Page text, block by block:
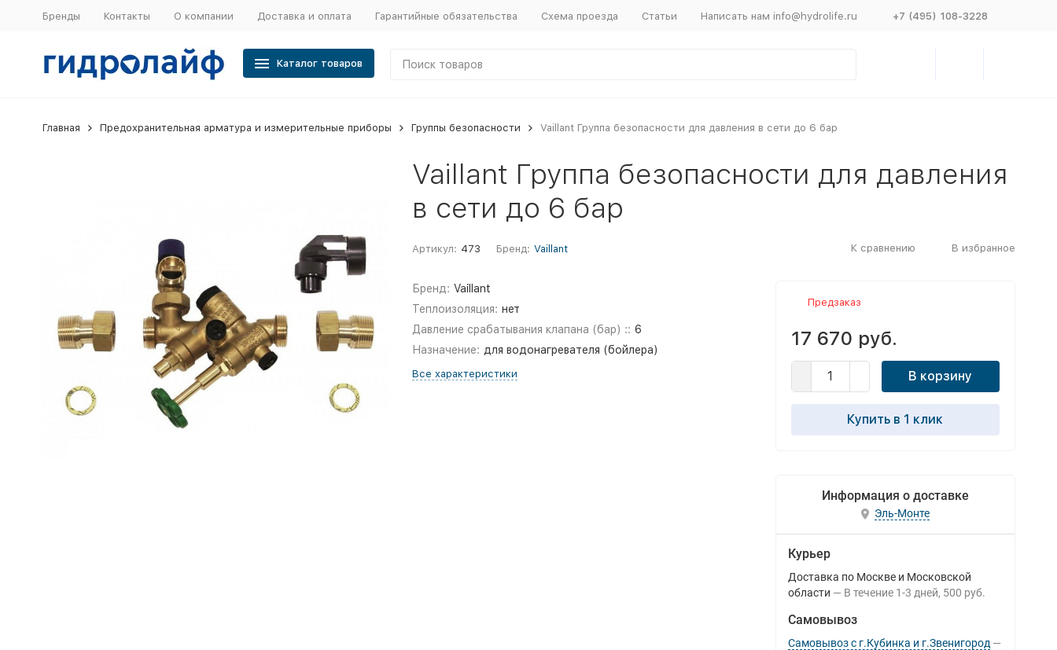
Бренды Контакты О компании Доставка и оплата Гарантийные обязательства Схема проезда Статьи Написать нам info@hydrolife.ru +7 (495) 108-3228
Каталог товаров
Главная Предохранительная арматура и измерительные приборы Группы безопасности Vaillant Группа безопасности для давления в сети до 6 бар
Vaillant Группа безопасности для давления
в сети до 6 бар
Артикул: 473 Бренд: Vaillant К сравнению В избранное
Бренд: Vaillant
Теплоизоляция: нет
Давление срабатывания клапана (бар) :: 6
Назначение: для водонагревателя (бойлера)
Все характеристики
Предзаказ
17 670 руб.
В корзину
Купить в 1 клик
Информация о доставке
Эль-Монте
Курьер
Доставка по Москве и Московской
области
В течение 1-3 дней 500 руб.
Самовывоз
Самовывоз с г.Кубинка и г.Звенигород